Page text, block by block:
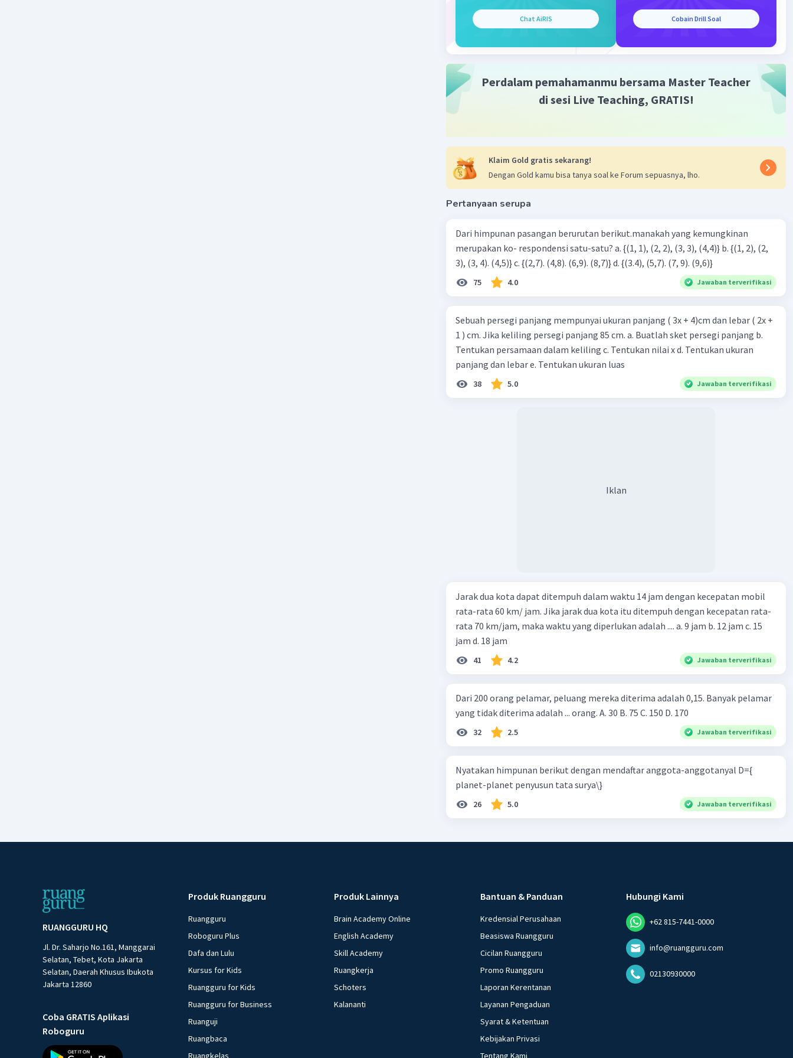
= (2 × 8)/(7 × 8)
= 16/56
Jadi, pecahan yang nilainya lebih kecil dari pasangan pecahan di atas
Chat AiRIS Cobain Drill Soal
Perdalam pemahamanmu bersama Master Teacher
di sesi Live Teaching, GRATIS!
Klaim Gold gratis sekarang!
Dengan Gold kamu bisa tanya soal ke Forum sepuasnya, lho.
Pertanyaan serupa
Dari himpunan pasangan berurutan berikut.manakah yang kemungkinan
merupakan ko- respondensi satu-satu? a. {(1, 1), (2, 2), (3, 3), (4,4)} b. {(1, 2), (2,
3), (3, 4). (4,5)} c. {(2,7). (4,8). (6,9). (8,7)} d. {(3.4), (5,7). (7, 9). (9,6)}
75 4.0 Jawaban terverifikasi
Sebuah persegi panjang mempunyai ukuran panjang ( 3x + 4)cm dan lebar ( 2x +
1 ) cm. Jika keliling persegi panjang 85 cm. a. Buatlah sket persegi panjang b.
Tentukan persamaan dalam keliling c. Tentukan nilai x d. Tentukan ukuran
panjang dan lebar e. Tentukan ukuran luas
38 5.0 Jawaban terverifikasi
Iklan
Jarak dua kota dapat ditempuh dalam waktu 14 jam dengan kecepatan mobil
rata-rata 60 km/ jam. Jika jarak dua kota itu ditempuh dengan kecepatan rata-
rata 70 km/jam, maka waktu yang diperlukan adalah .... a. 9 jam b. 12 jam c. 15
jam d. 18 jam
41 4.2 Jawaban terverifikasi
Dari 200 orang pelamar, peluang mereka diterima adalah 0,15. Banyak pelamar
yang tidak diterima adalah ... orang. A. 30 B. 75 C. 150 D. 170
32 2.5 Jawaban terverifikasi
Nyatakan himpunan berikut dengan mendaftar anggota-anggotanyal D={
planet-planet penyusun tata surya\}
26 5.0 Jawaban terverifikasi
RUANGGURU HQ
Jl. Dr. Saharjo No.161, Manggarai
Selatan, Tebet, Kota Jakarta
Selatan, Daerah Khusus Ibukota
Jakarta 12860
Coba GRATIS Aplikasi
Roboguru
Produk Ruangguru
Ruangguru
Roboguru Plus
Dafa dan Lulu
Kursus for Kids
Ruangguru for Kids
Ruangguru for Business
Ruanguji
Ruangbaca
Ruangkelas
Produk Lainnya
Brain Academy Online
English Academy
Skill Academy
Ruangkerja
Schoters
Kalananti
Bantuan & Panduan
Kredensial Perusahaan
Beasiswa Ruangguru
Cicilan Ruangguru
Promo Ruangguru
Laporan Kerentanan
Layanan Pengaduan
Syarat & Ketentuan
Kebijakan Privasi
Tentang Kami
Hubungi Kami
+62 815-7441-0000
info@ruangguru.com
02130930000